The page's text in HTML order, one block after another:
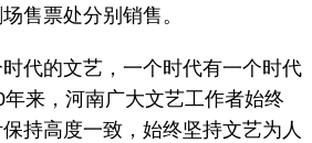
售票处分别销售。
的文艺，一个时代有一个时代
来，河南广大文艺工作者始终
持高度一致，始终坚持文艺为人